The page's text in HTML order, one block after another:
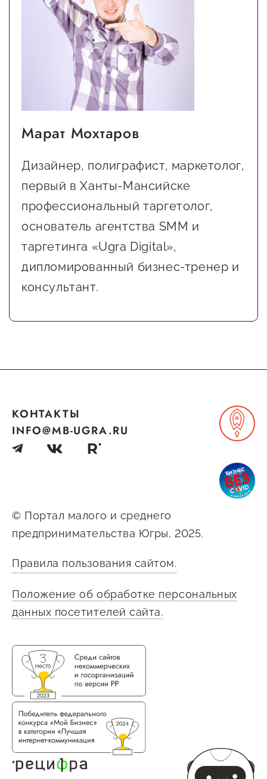
О фонде
Общая информация
Органы управления и надзора
Документы
Контакты
Вакансии
Марат Мохтаров
Дизайнер, полиграфист, маркетолог,
первый в Ханты-Мансийске
профессиональный таргетолог,
основатель агентства SMM и
таргетинга «Ugra Digital»,
дипломированный бизнес-тренер и
консультант.
© Портал малого и среднего
предпринимательства Югры, 2025.
Правила пользования сайтом.
Положение об обработке персональных
данных посетителей сайта.
КОНТАКТЫ
INFO@MB-UGRA.RU